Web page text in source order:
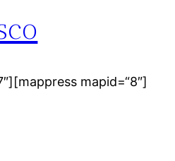
mapid=“8″]